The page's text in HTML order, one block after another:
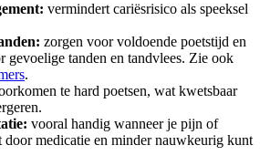
vermindert cariësrisico als speeksel
zorgen voor voldoende poetstijd en
gevoelige tanden en tandvlees. Zie ook
.
te hard poetsen, wat kwetsbaar
vooral handig wanneer je pijn of
door medicatie en minder nauwkeurig kunt